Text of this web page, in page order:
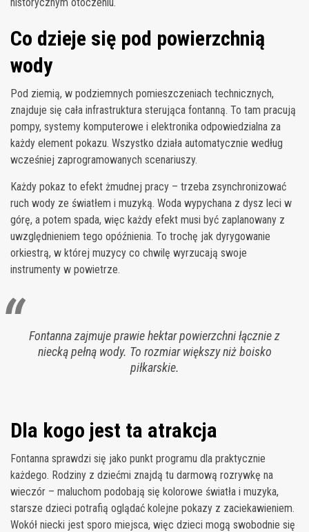
Co dzieje się pod powierzchnią
wody
Pod ziemią, w podziemnych pomieszczeniach technicznych,
znajduje się cała infrastruktura sterująca fontanną. To tam pracują
pompy, systemy komputerowe i elektronika odpowiedzialna za
każdy element pokazu. Wszystko działa automatycznie według
wcześniej zaprogramowanych scenariuszy.
Każdy pokaz to efekt żmudnej pracy – trzeba zsynchronizować
ruch wody ze światłem i muzyką. Woda wypychana z dysz leci w
górę, a potem spada, więc każdy efekt musi być zaplanowany z
uwzględnieniem tego opóźnienia. To trochę jak dyrygowanie
orkiestrą, w której muzycy co chwilę wyrzucają swoje
instrumenty w powietrze.
Fontanna zajmuje prawie hektar powierzchni łącznie z
niecką pełną wody. To rozmiar większy niż boisko
piłkarskie.
Dla kogo jest ta atrakcja
Fontanna sprawdzi się jako punkt programu dla praktycznie
każdego. Rodziny z dziećmi znajdą tu darmową rozrywkę na
wieczór – maluchom podobają się kolorowe światła i muzyka,
starsze dzieci potrafią oglądać kolejne pokazy z zaciekawieniem.
Wokół niecki jest sporo miejsca, więc dzieci mogą swobodnie się